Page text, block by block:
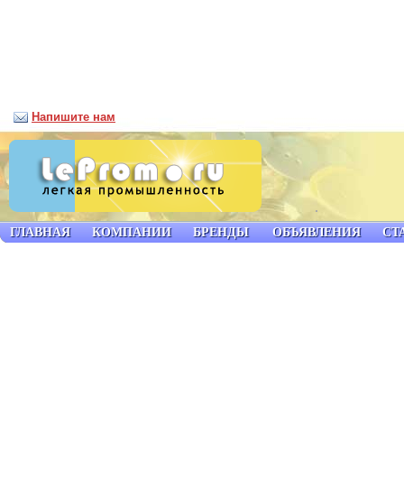
ГЛАВНАЯ КОМПАНИИ БРЕНДЫ ОБЪЯВЛЕНИЯ
Напишите нам